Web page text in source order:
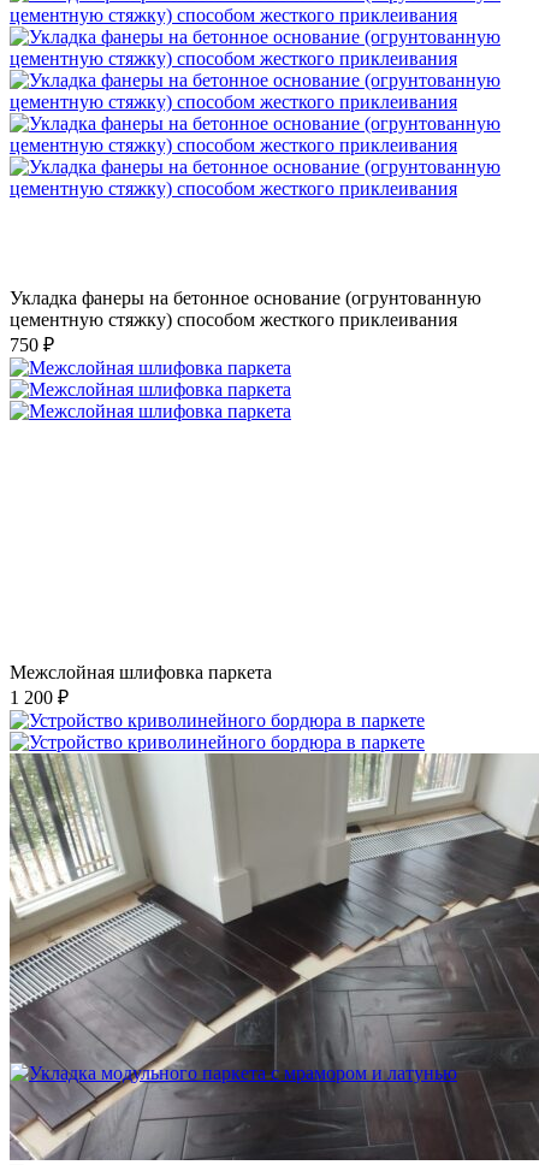
Укладка фанеры на бетонное основание (огрунтованную
цементную стяжку) способом жесткого приклеивания
750 ₽
Межслойная шлифовка паркета
1 200 ₽
Устройство криволинейного бордюра в паркете
2 500 ₽